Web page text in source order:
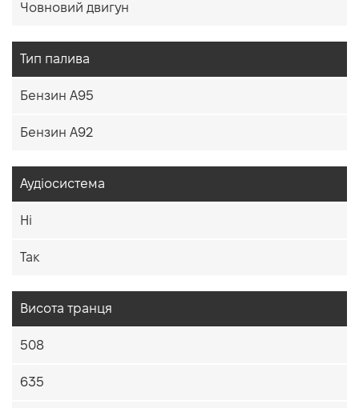
Човновий двигун
Тип палива
Бензин A95
Бензин A92
Аудіосистема
Ні
Так
Висота транця
508
635